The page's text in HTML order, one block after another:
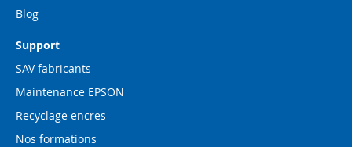
Blog
Support
SAV fabricants
Maintenance EPSON
Recyclage encres
Nos formations